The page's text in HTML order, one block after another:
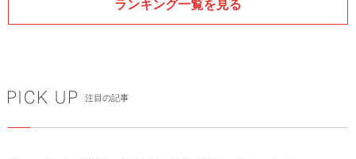
ランキング一覧を見る
注目の記事